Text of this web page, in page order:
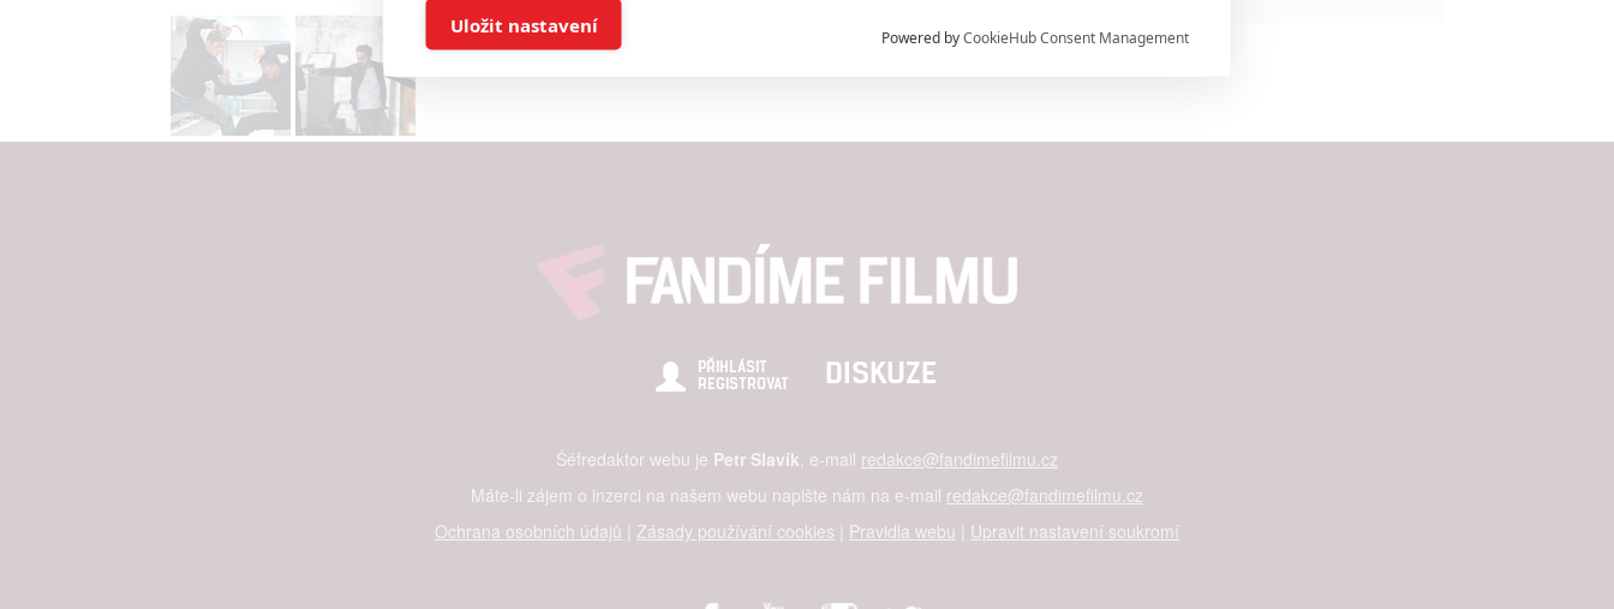
PŘIHLÁSIT
REGISTROVAT
DISKUZE
Šéfredaktor webu je Petr Slavík , e-mail redakce@fandimefilmu.cz
Máte-li zájem o inzerci na našem webu napište nám na e-mail redakce@fandimefilmu.cz
Ochrana osobních údajů | Zásady používání cookies | Pravidla webu | Upravit nastavení soukromí
Store and/or access information on a device

Personalised content, content measurement, audience research,
Udělením souhlasu s účely a funkcemi zde uvedenými dáváte nám i našim partnerům
možnost: Ensure security, prevent and detect fraud, and fix errors, Deliver and present
advertising and content
Powered byCookieHub Consent Management
Uložit nastavení